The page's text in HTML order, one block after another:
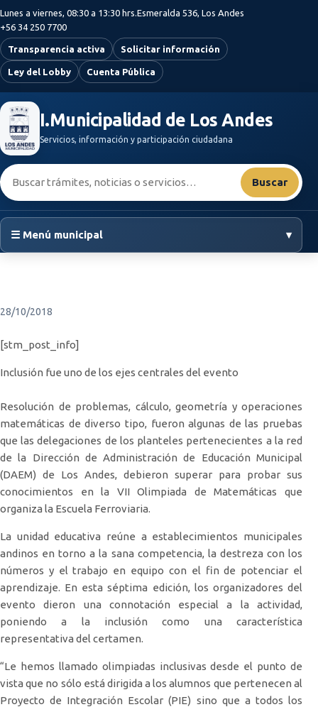
Saltar al contenido principal
Lunes a viernes, 08:30 a 13:30 hrs.Esmeralda 536, Los Andes
+56 34 250 7700
Transparencia activa Solicitar información
Ley del Lobby Cuenta Pública
I.Municipalidad de Los Andes
Servicios, información y participación ciudadana
Buscar:
Buscar
☰ Menú municipal ▾
28/10/2018
[stm_post_info]
Inclusión fue uno de los ejes centrales del evento
Resolución de problemas, cálculo, geometría y operaciones
matemáticas de diverso tipo, fueron algunas de las pruebas
que las delegaciones de los planteles pertenecientes a la red
de la Dirección de Administración de Educación Municipal
(DAEM) de Los Andes, debieron superar para probar sus
conocimientos en la VII Olimpiada de Matemáticas que
organiza la Escuela Ferroviaria.
La unidad educativa reúne a establecimientos municipales
andinos en torno a la sana competencia, la destreza con los
números y el trabajo en equipo con el fin de potenciar el
aprendizaje. En esta séptima edición, los organizadores del
evento dieron una connotación especial a la actividad,
poniendo a la inclusión como una característica
representativa del certamen.
“Le hemos llamado olimpiadas inclusivas desde el punto de
vista que no sólo está dirigida a los alumnos que pertenecen al
Proyecto de Integración Escolar (PIE) sino que a todos los